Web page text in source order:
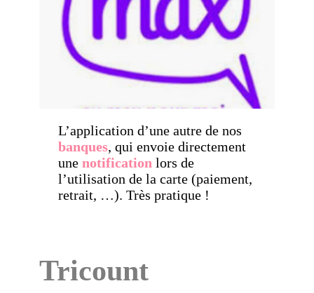
L’application d’une autre de nos
banques, qui envoie directement
une notification lors de
l’utilisation de la carte (paiement,
retrait, …). Très pratique !
Tricount